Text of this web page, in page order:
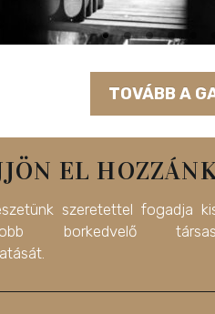
TOVÁBB A
EL
szeretettel fogadja
borkedvelő